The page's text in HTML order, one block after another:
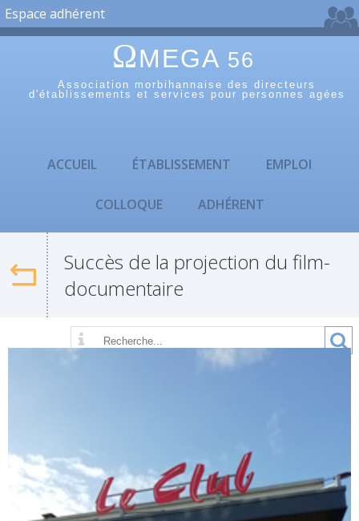
Espace adhérent
ΩMEGA 56
Association morbihannaise des directeurs
d'établissements et services pour personnes agées
ACCUEIL ÉTABLISSEMENT EMPLOI
COLLOQUE ADHÉRENT
RetourSuccès de la projection du film-
documentaire